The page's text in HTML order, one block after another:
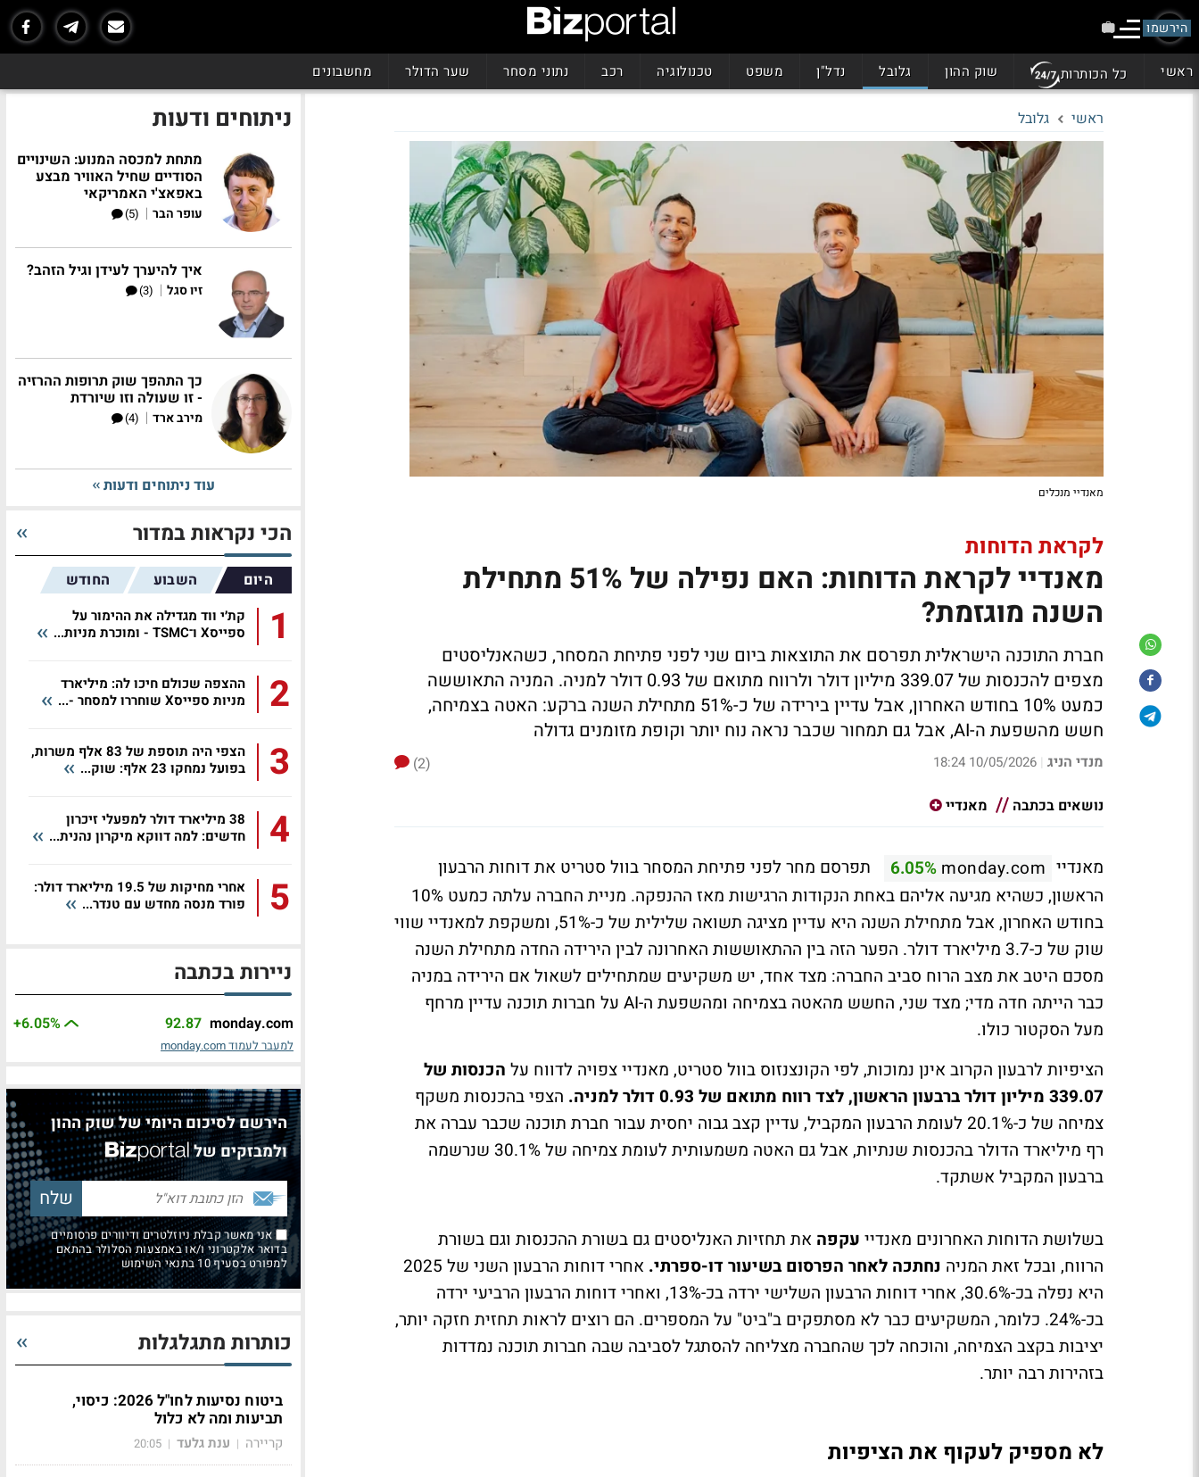
הירשמו
ראשי כל הכותרות שוק ההון גלובל נדל"ן משפט טכנולוגיה רכב נתוני מסחר שער הדולר מחשבונים
ראשי גלובל
מאנדיי מנכלים
לקראת הדוחות
מאנדיי לקראת הדוחות: האם נפילה של 51% מתחילת
השנה מוגזמת?
חברת התוכנה הישראלית תפרסם את התוצאות ביום שני לפני פתיחת המסחר, כשהאנליסטים
מצפים להכנסות של 339.07 מיליון דולר ולרווח מתואם של 0.93 דולר למניה. המניה התאוששה
כמעט 10% בחודש האחרון, אבל עדיין בירידה של כ-51% מתחילת השנה ברקע: האטה בצמיחה,
חשש מהשפעת ה-AI, אבל גם תמחור שכבר נראה נוח יותר וקופת מזומנים גדולה
מנדי הניג |
10/05/2026 18:24
(2)
נושאים בכתבה
מאנדיי
מאנדיי monday.com
6.05%
תפרסם מחר לפני פתיחת המסחר בוול סטריט את דוחות הרבעון
הראשון, כשהיא מגיעה אליהם באחת הנקודות הרגישות מאז ההנפקה. מניית החברה עלתה כמעט 10%
בחודש האחרון, אבל מתחילת השנה היא עדיין מציגה תשואה שלילית של כ-51%, ומשקפת למאנדיי שווי
שוק של כ-3.7 מיליארד דולר. הפער הזה בין ההתאוששות האחרונה לבין הירידה החדה מתחילת השנה
מסכם היטב את מצב הרוח סביב החברה: מצד אחד, יש משקיעים שמתחילים לשאול אם הירידה במניה
כבר הייתה חדה מדי; מצד שני, החשש מהאטה בצמיחה ומהשפעת ה-AI על חברות תוכנה עדיין מרחף
מעל הסקטור כולו.
הציפיות לרבעון הקרוב אינן נמוכות, לפי הקונצנזוס בוול סטריט, מאנדיי צפויה לדווח על הכנסות של
339.07 מיליון דולר ברבעון הראשון, לצד רווח מתואם של 0.93 דולר למניה.
הצפי בהכנסות משקף
צמיחה של כ-20.1% לעומת הרבעון המקביל, עדיין קצב גבוה יחסית עבור חברת תוכנה שכבר עברה את
רף מיליארד הדולר בהכנסות שנתיות, אבל גם האטה משמעותית לעומת צמיחה של 30.1% שנרשמה
ברבעון המקביל אשתקד.
בשלושת הדוחות האחרונים מאנדיי עקפה את תחזיות האנליסטים גם בשורת ההכנסות וגם בשורת
הרווח, ובכל זאת המניה נחתכה לאחר הפרסום בשיעור דו-ספרתי.
אחרי דוחות הרבעון השני של 2025
היא נפלה בכ-30.6%, אחרי דוחות הרבעון השלישי ירדה בכ-13%, ואחרי דוחות הרבעון הרביעי ירדה
בכ-24%. כלומר, המשקיעים כבר לא מסתפקים ב"ביט" על המספרים. הם רוצים לראות תחזית חזקה יותר,
יציבות בקצב הצמיחה, והוכחה לכך שהחברה מצליחה להסתגל לסביבה שבה חברות תוכנה נמדדות
בזהירות רבה יותר.
לא מספיק לעקוף את הציפיות
ניתוחים ודעות
מתחת למכסה המנוע: השינויים
הסודיים שחיל האוויר מבצע
באפאצ'י האמריקאי
עופר הבר |
(5)
איך להיערך לעידן וגיל הזהב?
זיו סגל |
(3)
כך התהפך שוק תרופות ההרזיה
- זו שעולה וזו שיורדת
מירב ארד |
(4)
עוד ניתוחים ודעות
הכי נקראות במדור
היום השבוע החודש
1
קת׳י ווד מגדילה את ההימור על
ספייסX ו־TSMC - ומוכרת מניות...
2
ההצפה שכולם חיכו לה: מיליארד
מניות ספייסX שוחררו למסחר -...
3
הצפי היה תוספת של 83 אלף משרות,
בפועל נמחקו 23 אלף: שוק...
4
38 מיליארד דולר למפעלי זיכרון
חדשים: למה דווקא מיקרון נהנית...
5
אחרי מחיקות של 19.5 מיליארד דולר:
פורד מנסה מחדש עם טנדר...
ניירות בכתבה
monday.com
92.87
+6.05%
למעבר לעמוד monday.com
הירשם לסיכום היומי של שוק ההון
ולמבזקים של
אני מאשר קבלת ניוזלטרים ודיוורים פרסומיים
בדואר אלקטרוני ו/או באמצעות הסלולר בהתאם
למפורט בסעיף 10 בתנאי השימוש
כותרות מתגלגלות
ביטוח נסיעות לחו"ל 2026: כיסוי,
תביעות ומה לא כלול
קריירה | ענת גלעד |
20:05